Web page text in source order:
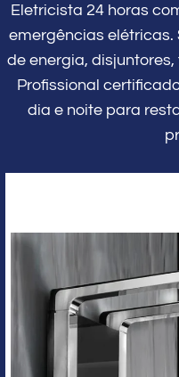
Eletricista 24 horas
emergências elétricas.
de energia,
Profissional
dia e noite para